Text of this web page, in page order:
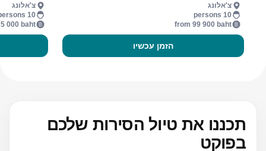
צ'אלונג
10 persons
from 99 900 baht
הזמן עכשיו
צ'אלונג
10 persons
000 baht
תכננו את טיול הסירות שלכם
בפוקט